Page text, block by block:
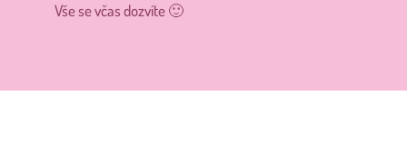
Vše se včas dozvíte 🙂